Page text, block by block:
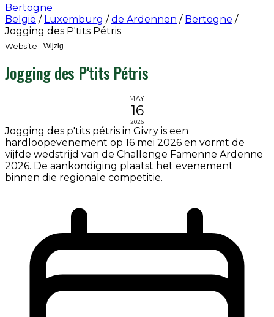
Bertogne
België / Luxemburg / de Ardennen / Bertogne /
Jogging des P'tits Pétris
Website Wijzig
Jogging des P'tits Pétris
MAY
16
2026
Jogging des p'tits pétris in Givry is een
hardloopevenement op 16 mei 2026 en vormt de
vijfde wedstrijd van de Challenge Famenne Ardenne
2026. De aankondiging plaatst het evenement
binnen die regionale competitie.